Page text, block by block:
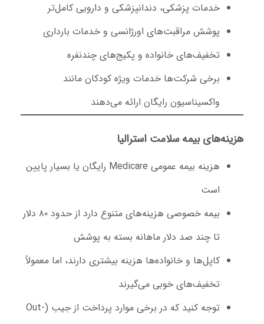
خدمات پزشکی، دندانپزشکی و دارویی کامل‌تر
پوشش مراقبت‌های اورژانسی و خدمات بارداری
تخفیف‌های خانواده و پکیج‌های چندنفره
برخی شرکت‌ها خدمات ویژه کودکان مانند
واکسیناسیون رایگان ارائه می‌دهند
بیمه سلامت استرالیا
هزینه بیمه عمومی Medicare رایگان یا بسیار پایین
بیمه خصوصی هزینه‌های متنوع دارد از حدود ۸۰ دلار
تا چند صد دلار ماهانه بسته به پوشش
کاپل‌ها و خانواده‌ها هزینه بیشتری دارند، اما معمولاً
تخفیف‌های خوبی می‌گیرند
توجه کنید که در برخی موارد پرداخت از جیب (Out-